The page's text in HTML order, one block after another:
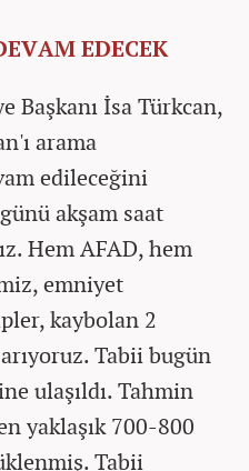
EDECEK
Başkanı İsa Türkcan,
arama
edileceğini
akşam saat
Hem AFAD, hem
emniyet
kaybolan 2
Tabii bugün
ulaşıldı. Tahmin
yaklaşık 700-800
Tabii